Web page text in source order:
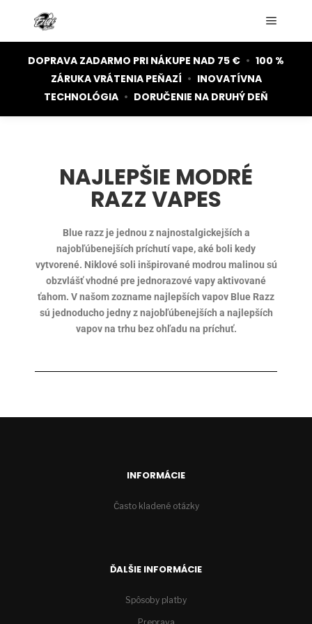
DOPRAVA ZADARMO PRI NÁKUPE NAD 75 € • 100 %
ZÁRUKA VRÁTENIA PEŇAZÍ • INOVATÍVNA
TECHNOLÓGIA • DORUČENIE NA DRUHÝ DEŇ
NAJLEPŠIE MODRÉ
RAZZ VAPES
Blue razz je jednou z najnostalgickejších a
najobľúbenejších príchutí vape, aké boli kedy
vytvorené. Niklové soli inšpirované modrou malinou sú
obzvlášť vhodné pre jednorazové vapy aktivované
ťahom. V našom zozname najlepších vapov Blue Razz
sú jednoducho jedny z najobľúbenejších a najlepších
vapov na trhu bez ohľadu na príchuť.
INFORMÁCIE
Často kladené otázky
ĎALŠIE INFORMÁCIE
Spôsoby platby